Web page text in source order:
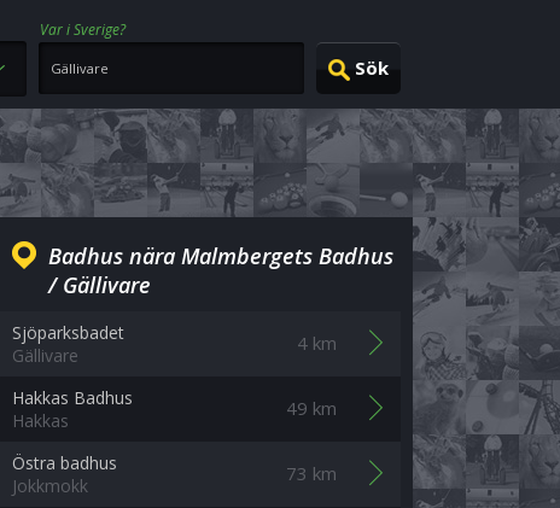
Var i Sverige?
Badhus nära Malmbergets Badhus
/ Gällivare
Sjöparksbadet
Gällivare
4 km
Hakkas Badhus
Hakkas
49 km
Östra badhus
Jokkmokk
73 km